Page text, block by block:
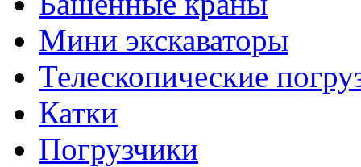
Мини экскаваторы
Телескопические
Катки
Погрузчики